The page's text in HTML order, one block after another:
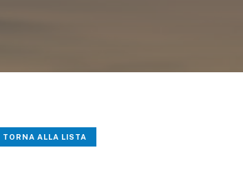
TORNA ALLA LISTA